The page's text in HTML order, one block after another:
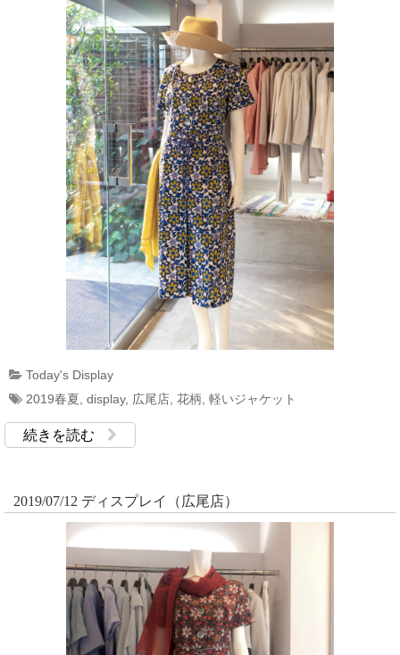
Today's Display
2019春夏 display, 広尾店 花柄 軽いジャケット
続きを読む
2019/07/12 ディスプレイ（広尾店）